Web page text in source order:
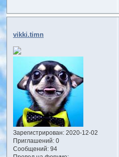
vikki.timn
Зарегистрирован: 2020-12-02
Приглашений:0
Сообщений:94